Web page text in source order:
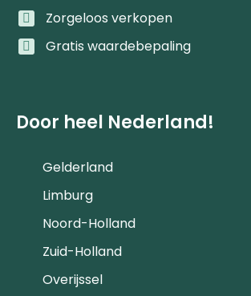
Zorgeloos verkopen
Gratis waardebepaling
Door heel Nederland!
Gelderland
Limburg
Noord-Holland
Zuid-Holland
Overijssel